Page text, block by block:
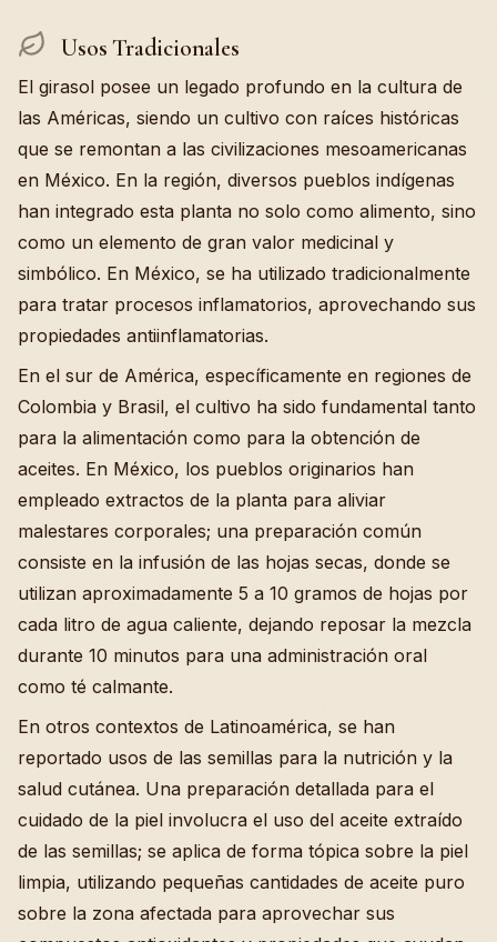
Usos Tradicionales
El girasol posee un legado profundo en la cultura de
las Américas, siendo un cultivo con raíces históricas
que se remontan a las civilizaciones mesoamericanas
en México. En la región, diversos pueblos indígenas
han integrado esta planta no solo como alimento, sino
como un elemento de gran valor medicinal y
simbólico. En México, se ha utilizado tradicionalmente
para tratar procesos inflamatorios, aprovechando sus
propiedades antiinflamatorias.
En el sur de América, específicamente en regiones de
Colombia y Brasil, el cultivo ha sido fundamental tanto
para la alimentación como para la obtención de
aceites. En México, los pueblos originarios han
empleado extractos de la planta para aliviar
malestares corporales; una preparación común
consiste en la infusión de las hojas secas, donde se
utilizan aproximadamente 5 a 10 gramos de hojas por
cada litro de agua caliente, dejando reposar la mezcla
durante 10 minutos para una administración oral
como té calmante.
En otros contextos de Latinoamérica, se han
reportado usos de las semillas para la nutrición y la
salud cutánea. Una preparación detallada para el
cuidado de la piel involucra el uso del aceite extraído
de las semillas; se aplica de forma tópica sobre la piel
limpia, utilizando pequeñas cantidades de aceite puro
sobre la zona afectada para aprovechar sus